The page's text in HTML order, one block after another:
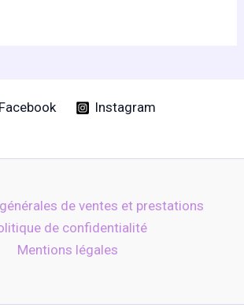
Facebook Instagram
de ventes et prestations
de confidentialité
Mentions légales